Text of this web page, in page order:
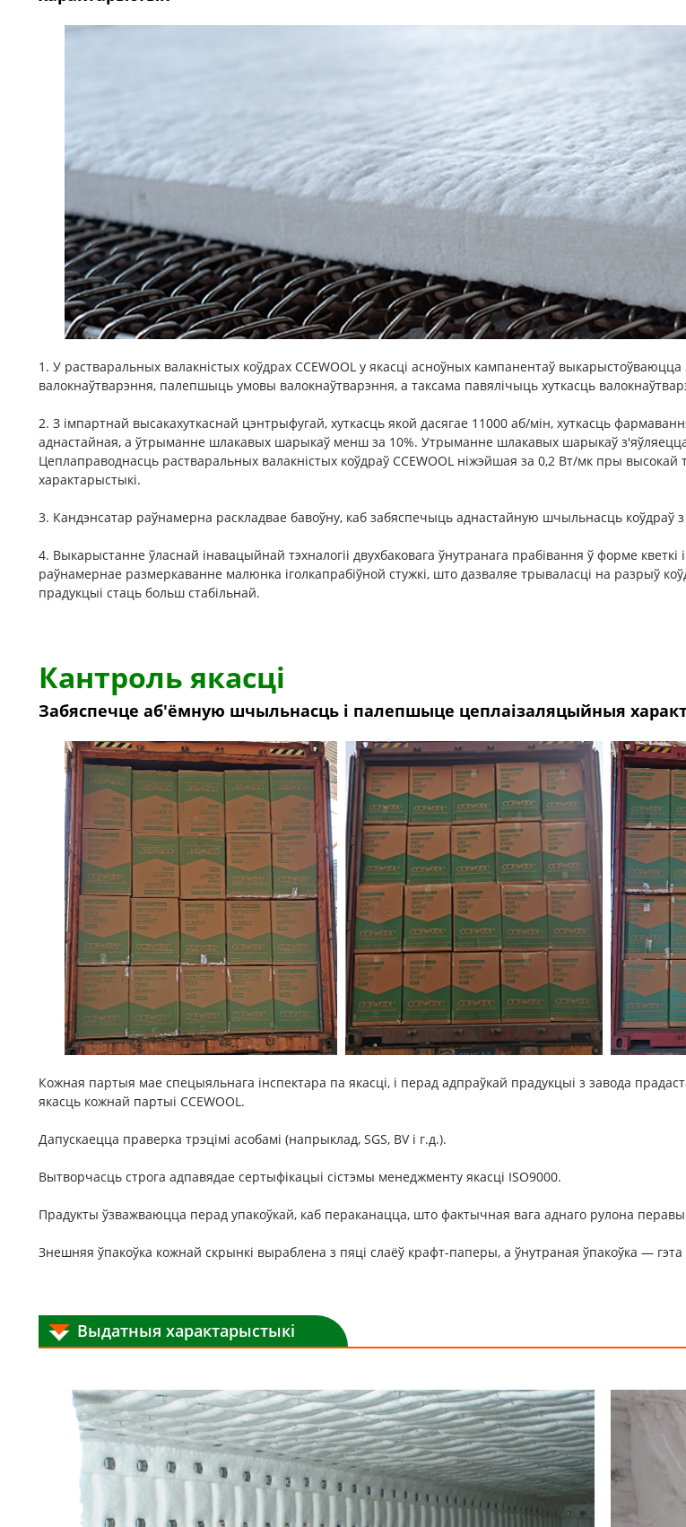
1. У растваральных валакністых коўдрах CCEWOOL у якасці асноўных кампанентаў
валокнаўтварэння, палепшыць умовы валокнаўтварэння, а таксама павялічыць хуткасць
2. З імпартнай высакахуткаснай цэнтрыфугай, хуткасць якой дасягае 11000 аб/мін, хуткасць
аднастайная, а ўтрыманне шлакавых шарыкаў менш за 10%. Утрыманне шлакавых шарыкаў
Цеплаправоднасць растваральных валакністых коўдраў CCEWOOL ніжэйшая за 0,2 Вт/мк пры
характарыстыкі.
3. Кандэнсатар раўнамерна раскладвае бавоўну, каб забяспечыць аднастайную шчыльнасць коўдраў з
4. Выкарыстанне ўласнай інавацыйнай тэхналогіі двухбаковага ўнутранага прабівання ў форме
раўнамернае размеркаванне малюнка іголкапрабіўной стужкі, што дазваляе трываласці на разрыў
прадукцыі стаць больш стабільнай.
Кантроль якасці
Забяспечце аб'ёмную шчыльнасць і палепшыце цеплаізаляцыйныя
Кожная партыя мае спецыяльнага інспектара па якасці, і перад адпраўкай прадукцыі з завода
якасць кожнай партыі CCEWOOL.
Дапускаецца праверка трэцімі асобамі (напрыклад, SGS, BV і г.д.).
Вытворчасць строга адпавядае сертыфікацыі сістэмы менеджменту якасці ISO9000.
Прадукты ўзважваюцца перад упакоўкай, каб пераканацца, што фактычная вага аднаго рулона
Знешняя ўпакоўка кожнай скрынкі выраблена з пяці слаёў крафт-паперы, а ўнутраная ўпакоўка —
Выдатныя характарыстыкі